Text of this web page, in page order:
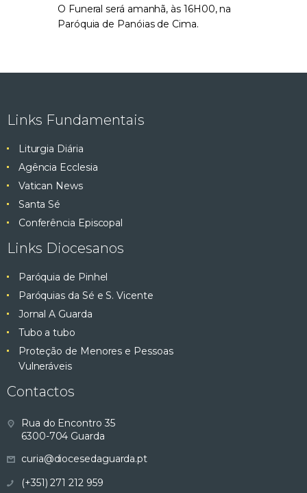
O Funeral será amanhã, às 16H00, na
Paróquia de Panóias de Cima.
Links Fundamentais
Liturgia Diária
Agência Ecclesia
Vatican News
Santa Sé
Conferência Episcopal
Links Diocesanos
Paróquia de Pinhel
Paróquias da Sé e S. Vicente
Jornal A Guarda
Tubo a tubo
Proteção de Menores e Pessoas
Vulneráveis
Contactos
Rua do Encontro 35
6300-704 Guarda
curia@diocesedaguarda.pt
(+351) 271 212 959